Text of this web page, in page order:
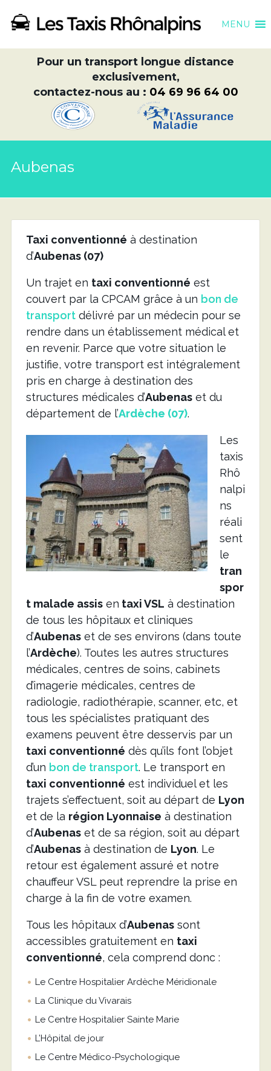
MENU
Pour un transport longue distance
exclusivement,
contactez-nous au : 04 69 96 64 00
Aubenas
Taxi conventionné à destination
d’Aubenas (07)
Un trajet en taxi conventionné est
couvert par la CPCAM grâce à un bon de
transportdélivré par un médecin pour se
rendre dans un établissement médical et
en revenir. Parce que votre situation le
justifie, votre transport est intégralement
pris en charge à destination des
structures médicales d’Aubenaset du
département de l’Ardèche (07).
Les
taxis
Rhô
nalpi
ns
réali
sent
le
tran
spor
t malade assisen taxi VSL à destination
de tous les hôpitaux et cliniques
d’Aubenaset de ses environs (dans toute
l’Ardèche). Toutes les autres structures
médicales, centres de soins, cabinets
d’imagerie médicales, centres de
radiologie, radiothérapie, scanner, etc, et
tous les spécialistes pratiquant des
examens peuvent être desservis par un
taxi conventionné dès qu’ils font l’objet
d’un bon de transport. Le transport en
taxi conventionné est individuel et les
trajets s’effectuent, soit au départ de Lyon
et de la région Lyonnaise à destination
d’Aubenaset de sa région, soit au départ
d’Aubenasà destination de Lyon. Le
retour est également assuré et notre
chauffeur VSL peut reprendre la prise en
charge à la fin de votre examen.
Tous les hôpitaux d’Aubenassont
accessibles gratuitement en taxi
conventionné, cela comprend donc :
Le Centre Hospitalier Ardèche Méridionale
La Clinique du Vivarais
Le Centre Hospitalier Sainte Marie
L’Hôpital de jour
Le Centre Médico-Psychologique